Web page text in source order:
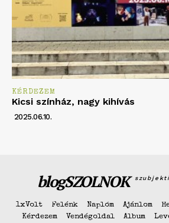
KÉRDEZEM
Kicsi színház, nagy kihívás
2025.06.10.
blogSZOLNOK
1xVolt Felénk Naplóm Ajánlom
Kérdezem
Vendégoldal Album